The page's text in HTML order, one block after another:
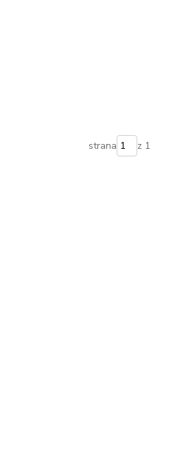
strana z 1